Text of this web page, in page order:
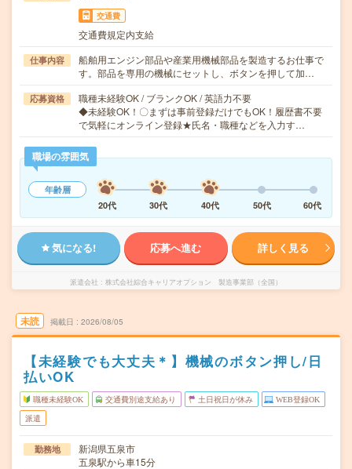
交通費
交通費規定内支給
仕事内容
船舶用エンジン部品や産業用機械部品を製造するお仕事で
す。部品を専用の機械にセットし、ボタンを押して加…
応募資格
職種未経験OK / ブランクOK / 英語力不要
◆未経験OK！〇まずは事前登録だけでもOK！履歴書不要
で気軽にオンライン登録★氏名・職種などを入力す…
職場の雰囲気
年齢層
20代
30代 40代 50代 60代
気になる! 応募へ進む 詳しく見る
派遣会社 株式会社綜合キャリアオプション 製造事業部（全国）
未読 掲載日 2026/08/05
【未経験でも大丈夫＊】機械のボタン押し/日
払いOK
職種未経験OK 交通費別途支給あり 土日祝日が休み WEB登録OK
派遣
勤務地
新潟県五泉市
五泉駅から車15分